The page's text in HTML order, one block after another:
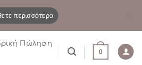
Newsletter
Πώληση
0
περισσότερα